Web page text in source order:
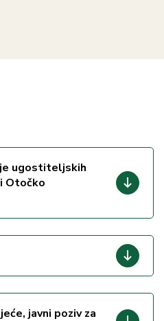
ugostiteljskih
Otočko
javni poziv za